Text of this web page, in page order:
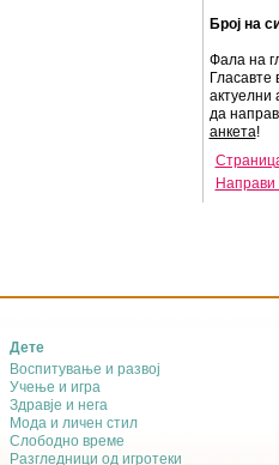
Број на
Фала на
Гласавте
да
анкета!
Направи
Дете
Воспитување и развој
Учење и игра
Здравје и нега
Мода и личен стил
Слободно време
Разгледници од игротеки